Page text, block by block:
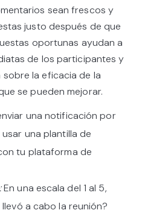
sean frescos y
justo después de que
oportunas ayudan a
de los participantes y
la eficacia de la
se pueden mejorar.
una notificación por
una plantilla de
tu plataforma de
En una escala del 1 al 5,
a cabo la reunión?